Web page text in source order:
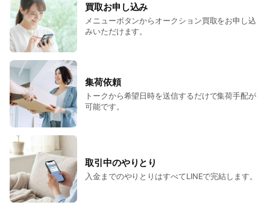
買取お申し込み
メニューボタンからオークション買取をお申し込
みいただけます。
集荷依頼
トークから希望日時を送信するだけで集荷手配が
可能です。
取引中のやりとり
入金までのやりとりはすべてLINEで完結します。